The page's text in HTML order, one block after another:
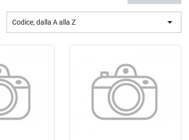
Codice, dalla A alla Z 